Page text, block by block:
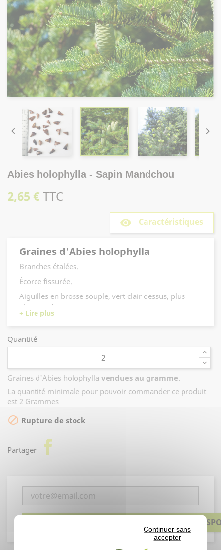
Continuer sans
accepter
 
Abies holophylla - Sapin Mandchou
2,65 €TTC
remove_red_eye Caractéristiques
Graines d'Abies holophylla
Branches étalées.
Écorce fissurée.
Aiguilles en brosse souple, vert clair dessus, plus
glauque dessous.
Quantité
Graines d'Abies holophylla vendues au gramme.
La quantité minimale pour pouvoir commander ce produit
est 2 Grammes
 Rupture de stock
Partager facebook
PRÉVENEZ-MOI LORSQUE LE PRODUIT EST